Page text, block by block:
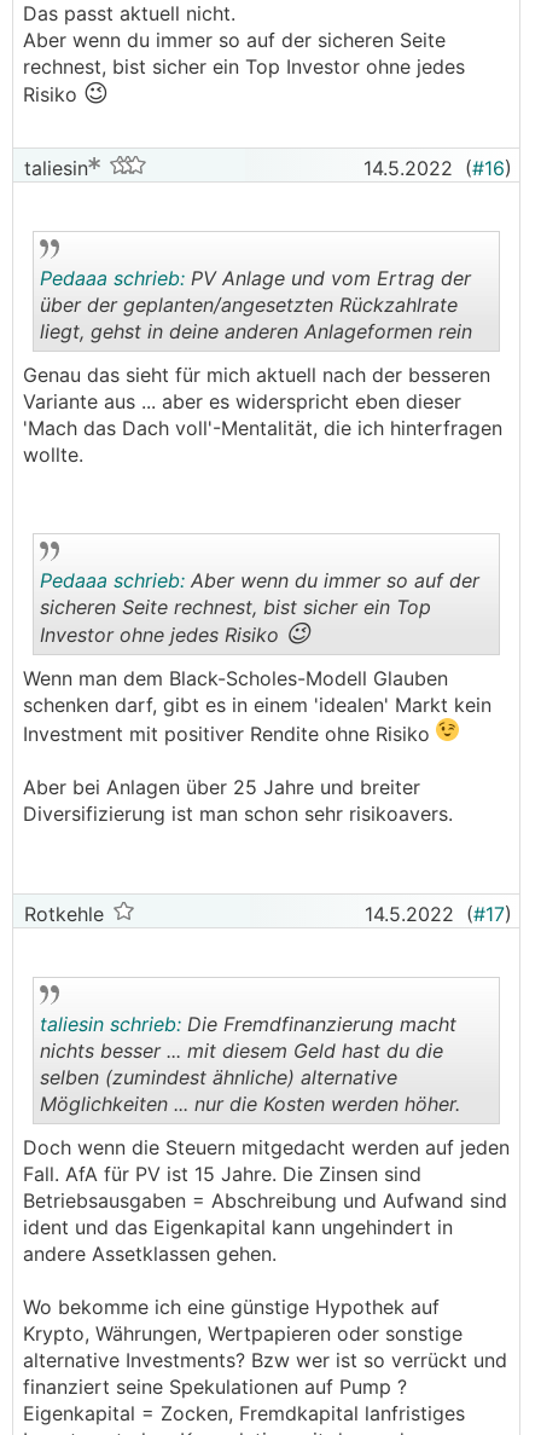
Das passt aktuell nicht.
Aber wenn du immer so auf der sicheren Seite
rechnest, bist sicher ein Top Investor ohne jedes
Risiko 😉
taliesin 14.5.2022 (#16)
..
Pedaaa schrieb: PV Anlage und vom Ertrag der
über der geplanten/angesetzten Rückzahlrate
liegt, gehst in deine anderen Anlageformen rein
Genau das sieht für mich aktuell nach der besseren
Variante aus ... aber es widerspricht eben dieser
'Mach das Dach voll'-Mentalität, die ich hinterfragen
wollte.
..
Pedaaa schrieb: Aber wenn du immer so auf der
sicheren Seite rechnest, bist sicher ein Top
Investor ohne jedes Risiko 😉
Wenn man dem Black-Scholes-Modell Glauben
schenken darf, gibt es in einem 'idealen' Markt kein
Investment mit positiver Rendite ohne Risiko
Aber bei Anlagen über 25 Jahre und breiter
Diversifizierung ist man schon sehr risikoavers.
Rotkehle 14.5.2022 (#17)
..
taliesin schrieb: Die Fremdfinanzierung macht
nichts besser ... mit diesem Geld hast du die
selben (zumindest ähnliche) alternative
Möglichkeiten ... nur die Kosten werden höher.
Doch wenn die Steuern mitgedacht werden auf jeden
Fall. AfA für PV ist 15 Jahre. Die Zinsen sind
Betriebsausgaben = Abschreibung und Aufwand sind
ident und das Eigenkapital kann ungehindert in
andere Assetklassen gehen.
Wo bekomme ich eine günstige Hypothek auf
Krypto, Währungen, Wertpapieren oder sonstige
alternative Investments? Bzw wer ist so verrückt und
finanziert seine Spekulationen auf Pump ?
Eigenkapital = Zocken, Fremdkapital lanfristiges